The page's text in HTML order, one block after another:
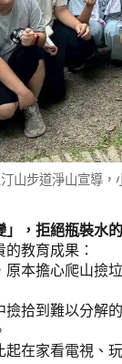
山步道淨山宣導，
，拒絕瓶裝水
教育成果：
本擔心爬山撿
拾到難以分解
在家看電視、